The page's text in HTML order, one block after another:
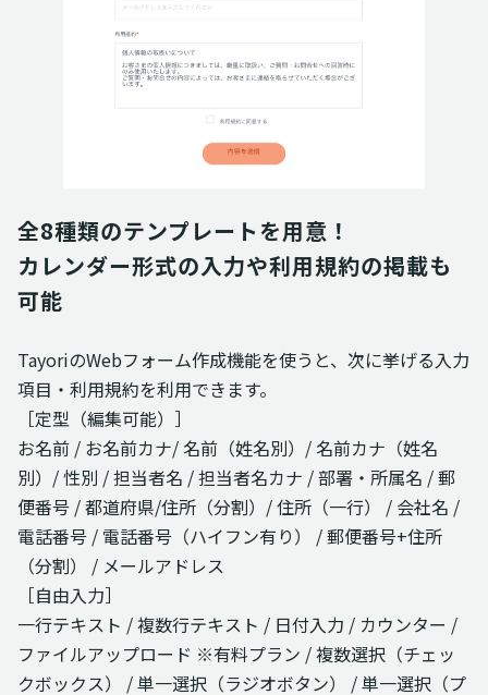
全8種類のテンプレートを用意！
カレンダー形式の入力や利用規約の掲載も
可能
TayoriのWebフォーム作成機能を使うと、次に挙げる入力
項目・利用規約を利用できます。
［定型（編集可能）］
お名前 / お名前カナ/ 名前（姓名別）/ 名前カナ（姓名
別）/ 性別 / 担当者名 / 担当者名カナ / 部署・所属名 / 郵
便番号 / 都道府県/住所（分割）/ 住所（一行） / 会社名 /
電話番号 / 電話番号（ハイフン有り） / 郵便番号+住所
（分割） / メールアドレス
［自由入力］
一行テキスト / 複数行テキスト / 日付入力 / カウンター /
ファイルアップロード ※有料プラン / 複数選択（チェッ
クボックス） / 単一選択（ラジオボタン） / 単一選択（プ